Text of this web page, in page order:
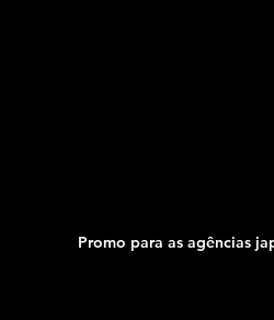
Promo para as agências